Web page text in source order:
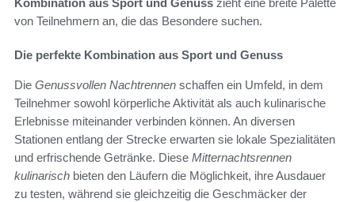
Kombination aus Sport und Genuss zieht eine breite Palette
von Teilnehmern an, die das Besondere suchen.
Die perfekte Kombination aus Sport und Genuss
Die Genussvollen Nachtrennen schaffen ein Umfeld, in dem
Teilnehmer sowohl körperliche Aktivität als auch kulinarische
Erlebnisse miteinander verbinden können. An diversen
Stationen entlang der Strecke erwarten sie lokale Spezialitäten
und erfrischende Getränke. Diese Mitternachtsrennen
kulinarisch bieten den Läufern die Möglichkeit, ihre Ausdauer
zu testen, während sie gleichzeitig die Geschmäcker der